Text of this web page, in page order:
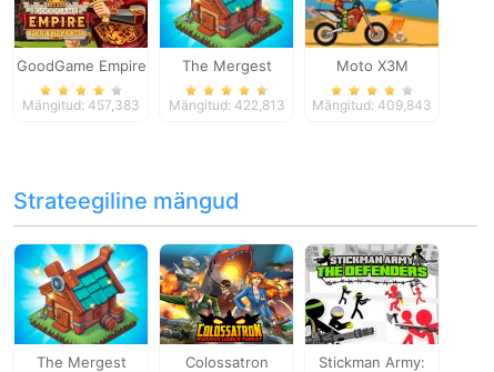
GoodGame Empire
Mängitud: 457,383
The Mergest
Kingdom
Mängitud: 422,813
Moto X3M
Mängitud: 409,843
Strateegiline mängud
The Mergest
Colossatron
Stickman Army: